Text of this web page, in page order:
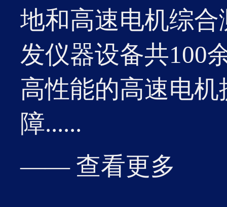
优秀
19
2026-03
地和高速电机综
发仪器设备共100
高性能的高速电
障......
—— 查看更多